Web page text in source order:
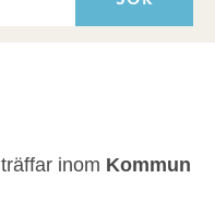
träffar inom Kommun